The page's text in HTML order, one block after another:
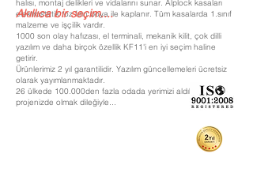
halısı, montaj delikleri ve vidalarını sunar. Alplock kasaları
elektrostatik toz fırın boya ile kaplanır. Tüm kasalarda 1.sınıf
malzeme ve işçilik vardır.
1000 son olay hafızası, el terminali, mekanik kilit, çok dilli
yazılım ve daha birçok özellik KF11'i en iyi seçim haline
getirir.
Ürünlerimiz 2 yıl garantilidir. Yazılım güncellemeleri ücretsiz
olarak yayımlanmaktadır.
26 ülkede 100.000den fazla odada yerimizi aldık , sizin de
projenizde olmak dileğiyle...
Akıllıca bir seçim....